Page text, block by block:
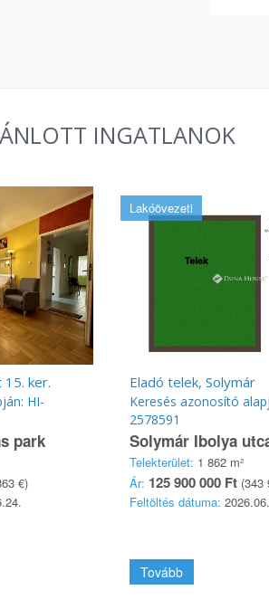
INGATLANOK
15. ker.
HI-
park
€)
Lakóövezeti
Eladó telek, Solymár
Keresés azonosító
2578591
Solymár Ibolya
Telekterület: 1 862 m²
Ár: 125 900 000 Ft (343
Feltöltés dátuma:
Tovább